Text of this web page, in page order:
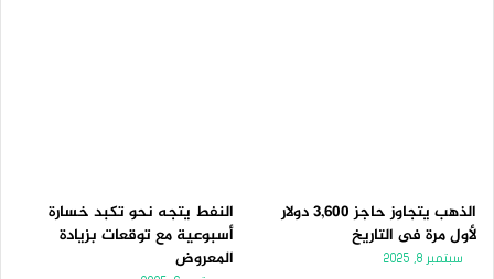
الذهب يتجاوز حاجز 3,600 دولار
لأول مرة فى التاريخ
سبتمبر 8, 2025
النفط يتجه نحو تكبد خسارة
أسبوعية مع توقعات بزيادة
المعروض